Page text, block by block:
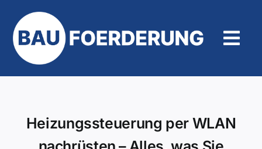
Inhalt
springen
Heizungssteuerung per WLAN